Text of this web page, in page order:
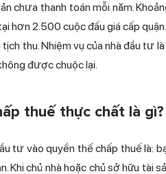
chưa thanh toán mỗi năm.
hơn 2.500 cuộc đấu giá cấp
thu. Nhiệm vụ của nhà đầu tư
được chuộc lại.
thuế thực chất là gì?
tư vào quyền thế chấp thuế là:
Khi chủ nhà hoặc chủ sở hữu tài